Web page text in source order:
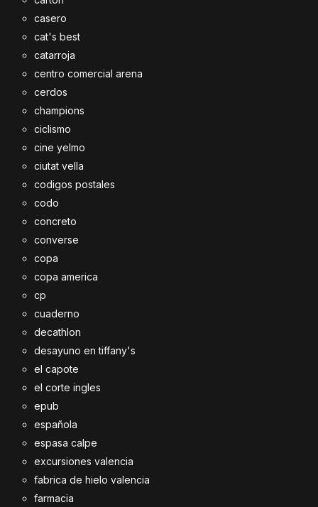
casero
cat's best
catarroja
centro comercial arena
cerdos
champions
ciclismo
cine yelmo
ciutat vella
codigos postales
codo
concreto
converse
copa
copa america
cp
cuaderno
decathlon
desayuno en tiffany's
el capote
el corte ingles
epub
española
espasa calpe
excursiones valencia
fabrica de hielo valencia
farmacia